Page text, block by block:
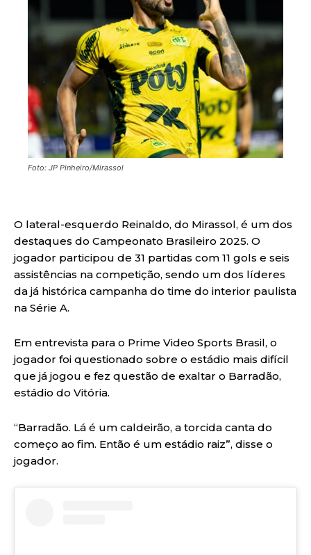
Foto: JP Pinheiro/Mirassol
O lateral-esquerdo Reinaldo, do Mirassol, é um dos
destaques do Campeonato Brasileiro 2025. O
jogador participou de 31 partidas com 11 gols e seis
assistências na competição, sendo um dos líderes
da já histórica campanha do time do interior paulista
na Série A.
Em entrevista para o Prime Video Sports Brasil, o
jogador foi questionado sobre o estádio mais difícil
que já jogou e fez questão de exaltar o Barradão,
estádio do Vitória.
“Barradão. Lá é um caldeirão, a torcida canta do
começo ao fim. Então é um estádio raiz”, disse o
jogador.